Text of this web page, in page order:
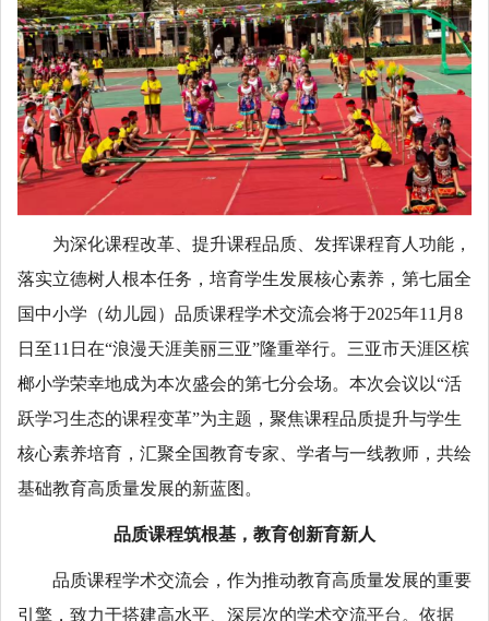
为深化课程改革、提升课程品质、发挥课程育人功能，
落实立德树人根本任务，培育学生发展核心素养，第七届全
国中小学（幼儿园）品质课程学术交流会将于2025年11月8
日至11日在“浪漫天涯美丽三亚”隆重举行。三亚市天涯区槟
榔小学荣幸地成为本次盛会的第七分会场。本次会议以“活
跃学习生态的课程变革”为主题，聚焦课程品质提升与学生
核心素养培育，汇聚全国教育专家、学者与一线教师，共绘
基础教育高质量发展的新蓝图。
品质课程筑根基，教育创新育新人
品质课程学术交流会，作为推动教育高质量发展的重要
引擎，致力于搭建高水平、深层次的学术交流平台。依据